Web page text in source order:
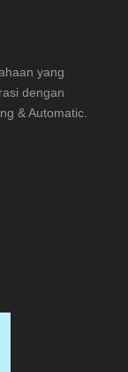
yang
dengan
& Automatic.